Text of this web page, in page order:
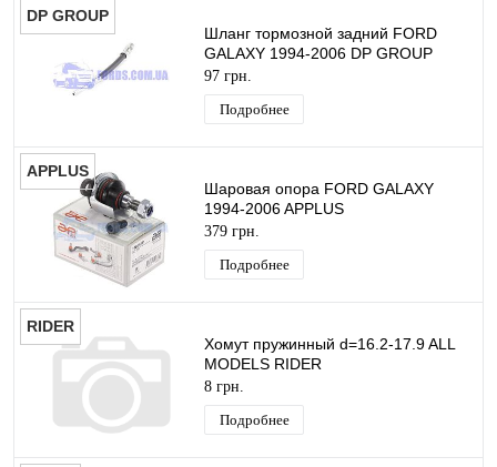
DP GROUP
Шланг тормозной задний FORD
GALAXY 1994-2006 DP GROUP
97 грн.
Подробнее
APPLUS
Шаровая опора FORD GALAXY
1994-2006 APPLUS
379 грн.
Подробнее
RIDER
Хомут пружинный d=16.2-17.9 ALL
MODELS RIDER
8 грн.
Подробнее